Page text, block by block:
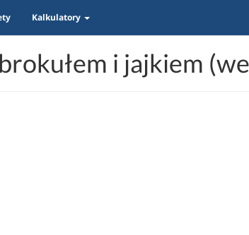
Kalkulatory
i jajkiem